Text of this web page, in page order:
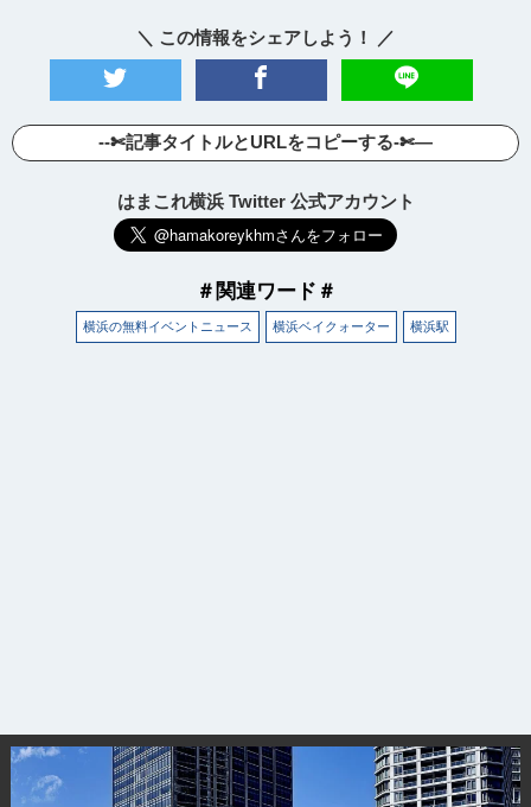
＼ この情報をシェアしよう！ ／
--✄記事タイトルとURLをコピーする-✄—
はまこれ横浜 Twitter 公式アカウント
＃関連ワード＃
横浜の無料イベントニュース 横浜ベイクォーター 横浜駅